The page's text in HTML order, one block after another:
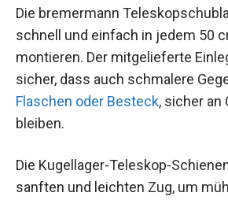
Die bremermann
schnell und einfach in jedem 50
montieren. Der mitgelieferte
sicher, dass auch schmalere
Flaschen oder Besteck, sicher an
bleiben.
Die Kugellager-Teleskop-
sanften und leichten Zug, um